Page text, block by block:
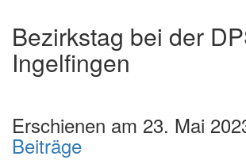
Bezirkstag bei der
Ingelfingen
Erschienen am 23. Mai
Beiträge